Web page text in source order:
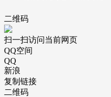
二维码
扫一扫访问当前网页
QQ空间
QQ
新浪
复制链接
二维码